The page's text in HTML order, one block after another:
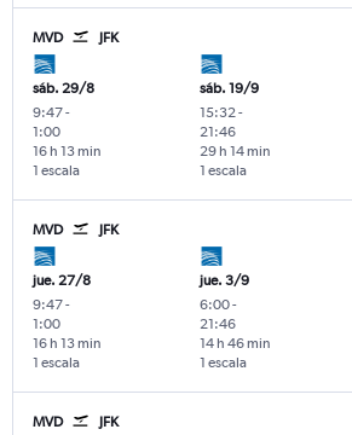
MVD JFK
sáb. 29/8
9:47-
1:00
1 escala
16 h 13 min
sáb. 19/9
15:32 -
21:46
1 escala
29 h 14 min
MVD JFK
jue. 27/8
9:47-
1:00
1 escala
16 h 13 min
jue. 3/9
6:00-
21:46
1 escala
14 h 46 min
MVD JFK